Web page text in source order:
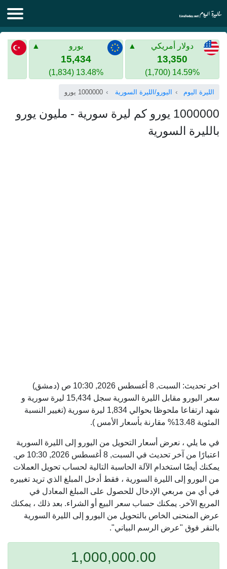
الليرة اليوم
الليرة السورية
الذهب في سوريا
الليرة التركية
الليرة التركية
الذهب في تركيا
اليورو الى الليرة التركية
دولار أمريكي
13,350
14.59% (1,700)
يورو
15,434
13.48% (1,834)
الليرة اليوم اليورو/الليرة السورية 1000000 يورو
1000000 يورو كم ليرة سورية - مليون يورو
بالليرة السورية
اخر تحديث: السبت, 8 أغسطس 2026, 10:30 ص
(دمشق)
سعر اليورو مقابل الليرة السورية سجل 15,434 ليرة سورية و
شهد ارتفاعا ملحوظا بحوالي 1,834 ليرة سورية (تغيير النسبة
المئوية 13.48% مقارنة بأسعار الأمس ).
في ما يلي ، نعرض أسعار التحويل من اليورو إلى الليرة السورية
اعتبارًا من آخر تحديث في السبت, 8 أغسطس 2026, 10:30 ص.
يمكنك أيضًا استخدام الآلة الحاسبة التالية لحساب تحويل العملات
من اليورو إلى الليرة السورية ، فقط أدخل المبلغ الذي تريد تغييره
في أي من مربعي الإدخال للحصول على المبلغ المعادل في
المربع الآخر. يمكنك حساب سعر البيع أو الشراء. بعد ذلك ، يمكنك
عرض المنحنى الخاص بالتحويل من اليورو إلى الليرة السورية
بالنقر فوق "عرض الرسم البياني".
1,000,000.00